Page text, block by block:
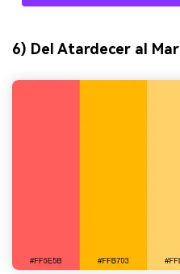
6) Del Atardecer al Mar